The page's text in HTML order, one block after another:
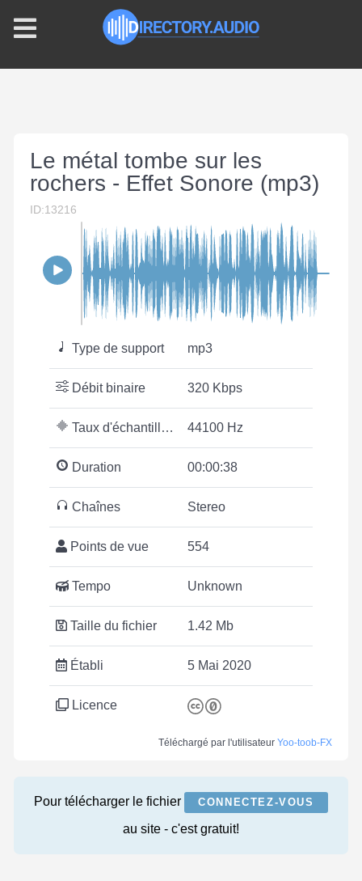
Le métal tombe sur les
rochers - Effet Sonore (mp3)
ID:13216
Type de support mp3
Débit binaire 320 Kbps
Taux d'échantillonnage 44100 Hz
Duration 00:00:38
Chaînes Stereo
Points de vue 554
Tempo Unknown
Taille du fichier 1.42 Mb
Établi 5 Mai 2020
Licence
Téléchargé par l'utilisateur Yoo-toob-FX
Pour télécharger le fichier CONNECTEZ-VOUS
au site - c'est gratuit!